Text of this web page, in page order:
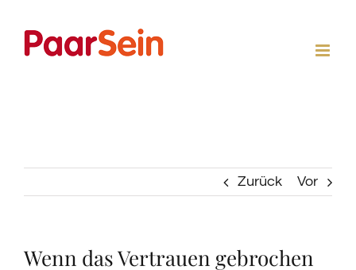
Inhalt
Zurück Vor
Wenn das Vertrauen gebrochen